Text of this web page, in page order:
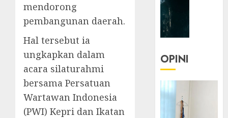
mendorong
pembangunan daerah.
Hal tersebut ia
ungkapkan dalam
acara silaturahmi
bersama Persatuan
Wartawan Indonesia
(PWI) Kepri dan Ikatan
OPINI